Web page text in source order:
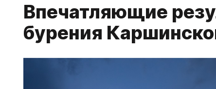
Впечатляющие
бурения